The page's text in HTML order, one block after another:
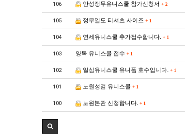
106 안성정무유니스쿨 참가신청서 + 2
105 정무일도 티셔츠 사이즈 + 1
104 연세유니스쿨 추가접수합니다. + 1
103 양목 유니스쿨 접수 + 1
102 일심유니스쿨 유니폼 호수입니다. + 1
101 노원성검 유니스쿨 + 1
100 노원본관 신청합니다. + 1